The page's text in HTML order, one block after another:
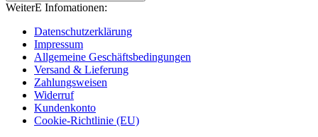
WeiterE Infomationen:
Datenschutzerklärung
Impressum
Allgemeine Geschäftsbedingungen
Versand & Lieferung
Zahlungsweisen
Widerruf
Kundenkonto
Cookie-Richtlinie (EU)